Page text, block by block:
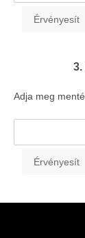
3.
Adja meg